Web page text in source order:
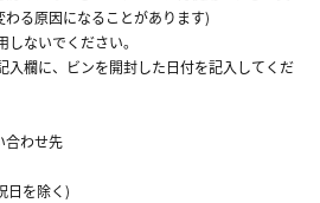
る原因になることがあります)
ないでください。
入欄に、ビンを開封した日付を記入してくだ
合わせ先
日を除く)